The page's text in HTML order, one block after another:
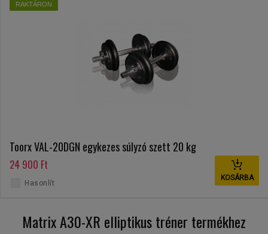
RAKTÁRON
Toorx VAL-20DGN egykezes súlyzó szett 20 kg
24 900 Ft
KOSÁRBA
Hasonlít
Matrix A30-XR elliptikus tréner termékhez